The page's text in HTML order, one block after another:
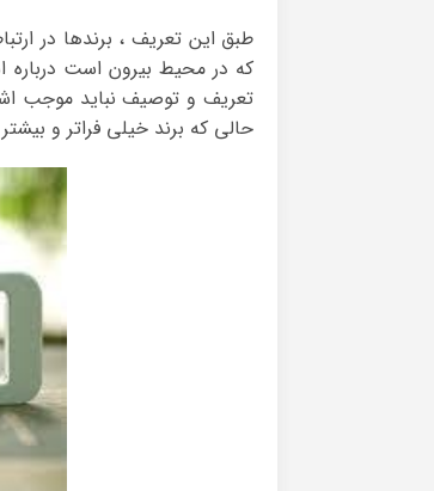
طبق این تعریف ، برندها در
که در محیط بیرون است درباره
تعریف و توصیف نباید موجب
حالی که برند خیلی فراتر و